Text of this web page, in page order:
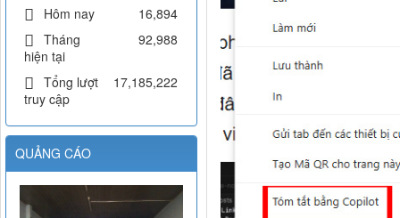
Hôm nay
16,894
Tháng
hiện tại
92,988
Tổng lượt
truy cập
17,185,222
QUẢNG CÁO